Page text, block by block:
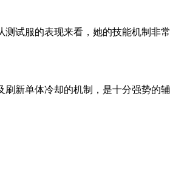
试服的表现来看，她的技能机制非
新单体冷却的机制，是十分强势的辅